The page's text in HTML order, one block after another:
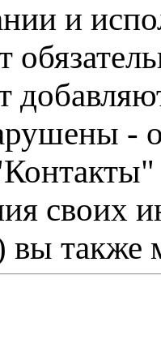
и
-
своих
вы также